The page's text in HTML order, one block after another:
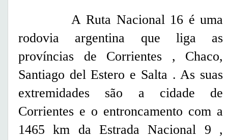
A Ruta Nacional 16 é uma
rodovia argentina que liga as
províncias de Corrientes , Chaco,
Santiago del Estero e Salta . As suas
extremidades são a cidade de
Corrientes e o entroncamento com a
1465 km da Estrada Nacional 9 ,